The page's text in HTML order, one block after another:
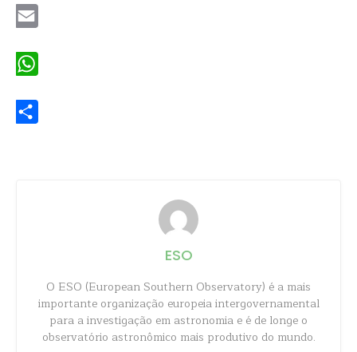
ESO
O ESO (European Southern Observatory) é a mais
importante organização europeia intergovernamental
para a investigação em astronomia e é de longe o
observatório astronômico mais produtivo do mundo.